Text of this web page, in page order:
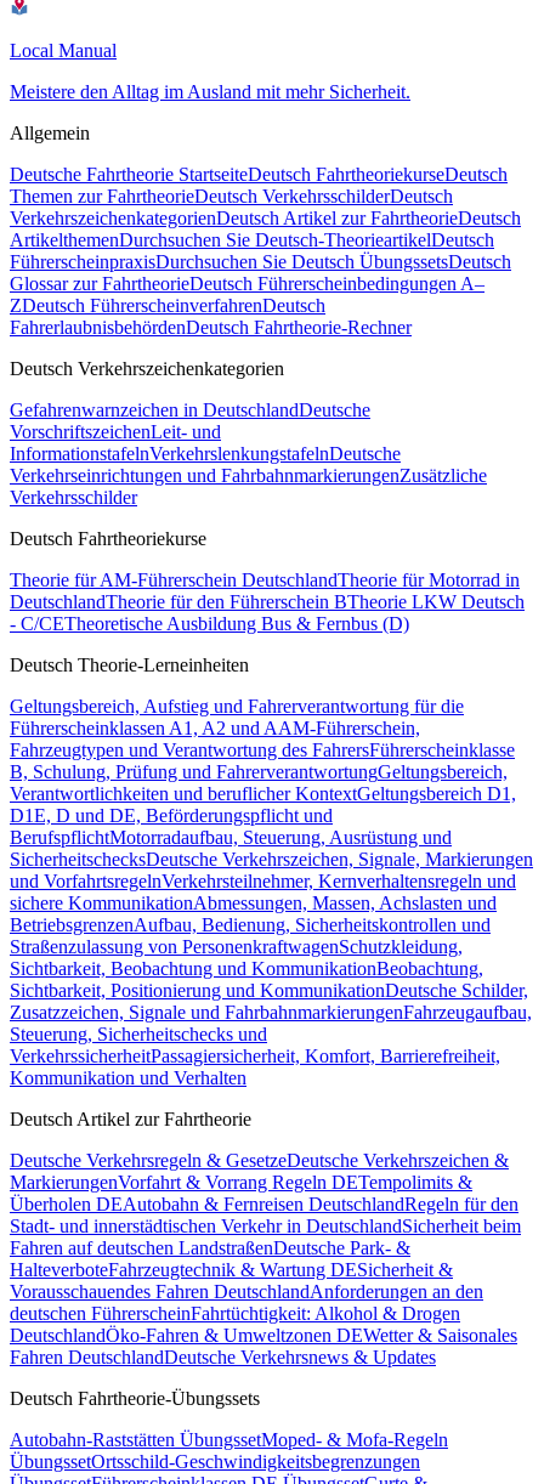
Local Manual
Meistere den Alltag im Ausland mit mehr Sicherheit.
Allgemein
Deutsche Fahrtheorie StartseiteDeutsch FahrtheoriekurseDeutsch
Themen zur FahrtheorieDeutsch VerkehrsschilderDeutsch
VerkehrszeichenkategorienDeutsch Artikel zur FahrtheorieDeutsch
ArtikelthemenDurchsuchen Sie Deutsch-TheorieartikelDeutsch
FührerscheinpraxisDurchsuchen Sie Deutsch ÜbungssetsDeutsch
Glossar zur FahrtheorieDeutsch Führerscheinbedingungen A–
ZDeutsch FührerscheinverfahrenDeutsch
FahrerlaubnisbehördenDeutsch Fahrtheorie-Rechner
Deutsch Verkehrszeichenkategorien
Gefahrenwarnzeichen in DeutschlandDeutsche
VorschriftszeichenLeit- und
InformationstafelnVerkehrslenkungstafelnDeutsche
Verkehrseinrichtungen und FahrbahnmarkierungenZusätzliche
Verkehrsschilder
Deutsch Fahrtheoriekurse
Theorie für AM-Führerschein DeutschlandTheorie für Motorrad in
DeutschlandTheorie für den Führerschein BTheorie LKW Deutsch
- C/CETheoretische Ausbildung Bus & Fernbus (D)
Deutsch Theorie-Lerneinheiten
Geltungsbereich, Aufstieg und Fahrerverantwortung für die
Führerscheinklassen A1, A2 und AAM-Führerschein,
Fahrzeugtypen und Verantwortung des FahrersFührerscheinklasse
B, Schulung, Prüfung und FahrerverantwortungGeltungsbereich,
Verantwortlichkeiten und beruflicher KontextGeltungsbereich D1,
D1E, D und DE, Beförderungspflicht und
BerufspflichtMotorradaufbau, Steuerung, Ausrüstung und
SicherheitschecksDeutsche Verkehrszeichen, Signale, Markierungen
und VorfahrtsregelnVerkehrsteilnehmer, Kernverhaltensregeln und
sichere KommunikationAbmessungen, Massen, Achslasten und
BetriebsgrenzenAufbau, Bedienung, Sicherheitskontrollen und
Straßenzulassung von PersonenkraftwagenSchutzkleidung,
Sichtbarkeit, Beobachtung und KommunikationBeobachtung,
Sichtbarkeit, Positionierung und KommunikationDeutsche Schilder,
Zusatzzeichen, Signale und FahrbahnmarkierungenFahrzeugaufbau,
Steuerung, Sicherheitschecks und
VerkehrssicherheitPassagiersicherheit, Komfort, Barrierefreiheit,
Kommunikation und Verhalten
Deutsch Artikel zur Fahrtheorie
Deutsche Verkehrsregeln & GesetzeDeutsche Verkehrszeichen &
MarkierungenVorfahrt & Vorrang Regeln DETempolimits &
Überholen DEAutobahn & Fernreisen DeutschlandRegeln für den
Stadt- und innerstädtischen Verkehr in DeutschlandSicherheit beim
Fahren auf deutschen LandstraßenDeutsche Park- &
HalteverboteFahrzeugtechnik & Wartung DESicherheit &
Vorausschauendes Fahren DeutschlandAnforderungen an den
deutschen FührerscheinFahrtüchtigkeit: Alkohol & Drogen
DeutschlandÖko-Fahren & Umweltzonen DEWetter & Saisonales
Fahren DeutschlandDeutsche Verkehrsnews & Updates
Deutsch Fahrtheorie-Übungssets
Autobahn-Raststätten ÜbungssetMoped- & Mofa-Regeln
ÜbungssetOrtsschild-Geschwindigkeitsbegrenzungen